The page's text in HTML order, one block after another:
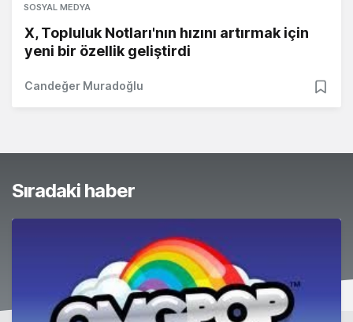
SOSYAL MEDYA
X, Topluluk Notları'nın hızını artırmak için
yeni bir özellik geliştirdi
Candeğer Muradoğlu
Sıradaki haber